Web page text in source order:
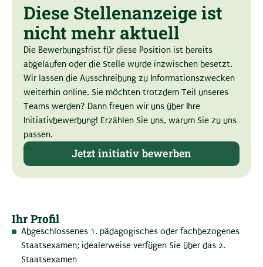
Diese Stellenanzeige ist
nicht mehr aktuell
Die Bewerbungsfrist für diese Position ist bereits
abgelaufen oder die Stelle wurde inzwischen besetzt.
Wir lassen die Ausschreibung zu Informationszwecken
weiterhin online. Sie möchten trotzdem Teil unseres
Teams werden? Dann freuen wir uns über Ihre
Initiativbewerbung! Erzählen Sie uns, warum Sie zu uns
passen.
Jetzt initiativ bewerben
Ihr Profil
Abgeschlossenes 1. pädagogisches oder fachbezogenes
Staatsexamen; idealerweise verfügen Sie über das 2.
Staatsexamen